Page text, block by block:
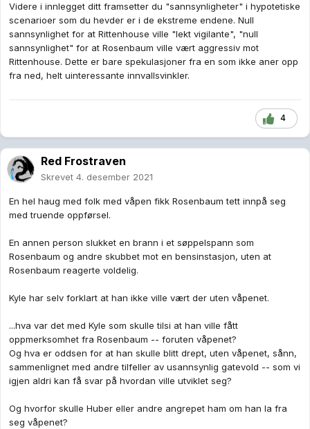
Videre i innlegget ditt framsetter du "sannsynligheter" i hypotetiske
scenarioer som du hevder er i de ekstreme endene. Null
sannsynlighet for at Rittenhouse ville "lekt vigilante", "null
sannsynlighet" for at Rosenbaum ville vært aggressiv mot
Rittenhouse. Dette er bare spekulasjoner fra en som ikke aner opp
fra ned, helt uinteressante innvallsvinkler.
4
Red Frostraven
Skrevet 4. desember 2021
En hel haug med folk med våpen fikk Rosenbaum tett innpå seg
med truende oppførsel.
En annen person slukket en brann i et søppelspann som
Rosenbaum og andre skubbet mot en bensinstasjon, uten at
Rosenbaum reagerte voldelig.
Kyle har selv forklart at han ikke ville vært der uten våpenet.
...hva var det med Kyle som skulle tilsi at han ville fått
oppmerksomhet fra Rosenbaum -- foruten våpenet?
Og hva er oddsen for at han skulle blitt drept, uten våpenet, sånn,
sammenlignet med andre tilfeller av usannsynlig gatevold -- som vi
igjen aldri kan få svar på hvordan ville utviklet seg?
Og hvorfor skulle Huber eller andre angrepet ham om han la fra
seg våpenet?